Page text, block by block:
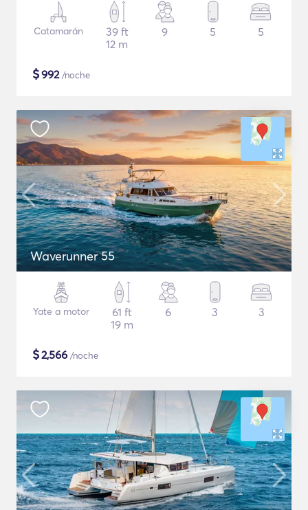
Catamarán
39 ft
12 m
9 5 5
$992/noche
Waverunner 55
Yate a motor
61 ft
19 m
6 3 3
$2,566 /noche